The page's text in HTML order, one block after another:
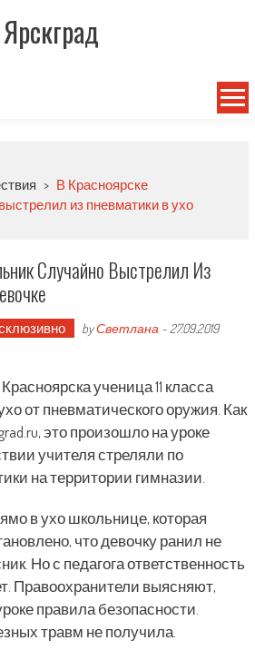
Ярскград
> В Красноярске
из пневматики в ухо
Случайно Выстрелил Из
byСветлана - 27.09.2019
ученица 11 класса
от пневматического оружия. Как
это произошло на уроке
учителя стреляли по
на территории гимназии.
в ухо школьнице, которая
что девочку ранил не
Но с педагога ответственность
Правоохранители выясняют,
правила безопасности.
травм не получила.